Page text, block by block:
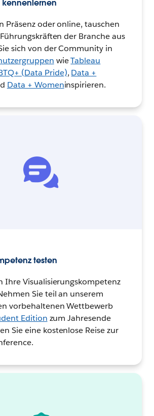
kennenlernen
Präsenz oder online, tauschen
der Branche aus
sich von der Community in
wieTableau
(Data Pride), Data +
Data + Womeninspirieren.
testen
Ihre Visualisierungskompetenz
Sie teil an unserem
vorbehaltenen Wettbewerb
Edition zum Jahresende
Sie eine kostenlose Reise zur